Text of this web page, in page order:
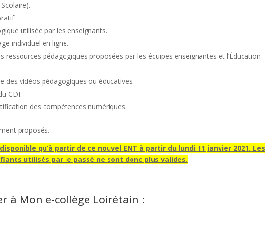
utilisée par les enseignants.
individuel en ligne.
ressources pédagogiques proposées par les équipes enseignantes et l’Éducation
des vidéos pédagogiques ou éducatives.
CDI.
des compétences numériques.
proposés.
qu’à partir de ce nouvel ENT à partir du lundi 11 janvier 2021. Les
utilisés par le passé ne sont donc plus valides.
à Mon e-collège Loirétain :